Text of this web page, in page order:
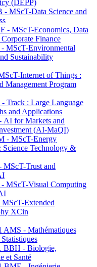
(DEPP)
MScT-Data Science and
- MScT-Economics, Data
Finance
MScT-Environmental
Sustainability
Internet of Things :
Management Program
Track : Large Language
and Applications
AI for Markets and
(AI-MaQI)
- MScT-Energy
Science Technology &
Trust and
MScT-Visual Computing
Extended
XCin
- Mathématiques
BBH - Biologie,
et Santé